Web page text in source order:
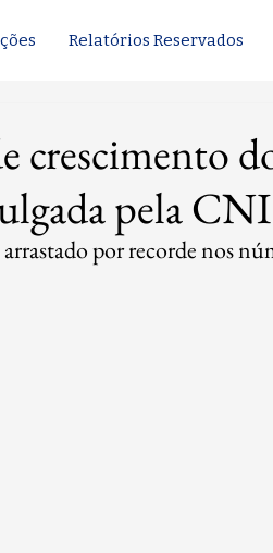
Relatórios Reservados
crescimento
pela CNI
por recorde nos